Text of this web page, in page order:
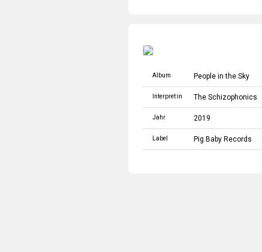
Album People in the Sky
Interpret:in The Schizophonics
Jahr 2019
Label Pig Baby Records